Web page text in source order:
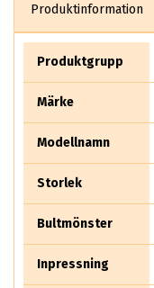
Produktinformation
Produktgrupp
Märke
Modellnamn
Storlek
Bultmönster
Inpressning